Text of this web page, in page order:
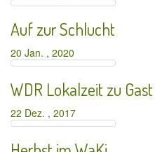
Auf zur Schlucht
20 Jan. , 2020
WDR Lokalzeit zu
22 Dez. , 2017